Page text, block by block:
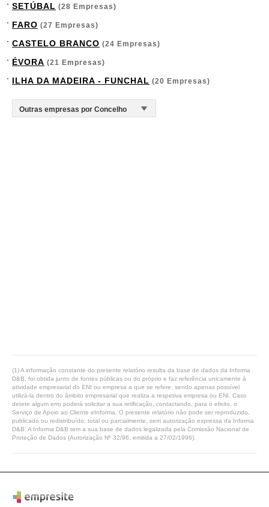
SETÚBAL (28 Empresas)
FARO (27 Empresas)
CASTELO BRANCO (24 Empresas)
ÉVORA (21 Empresas)
ILHA DA MADEIRA - FUNCHAL (20 Empresas)
(1) A informação constante do presente relatório resulta da base de dados da Informa
D&B, foi obtida junto de fontes públicas ou do próprio e faz referência unicamente à
atividade empresarial do ENI ou empresa a que se refere, sendo apenas possível
utilizá-la dentro do âmbito empresarial que realiza a respetiva empresa ou ENI. Caso
detete algum erro poderá solicitar a sua retificação, contactando, para o efeito, o
Serviço de Apoio ao Cliente eInforma. O presente relatório não pode ser reproduzido,
publicado ou redistribuído, total ou parcialmente, sem autorização expressa da Informa
D&B. A Informa D&B tem a sua base de dados legalizada pela Comissão Nacional de
Proteção de Dados (Autorização Nº 32/96, emitida a 27/02/1996).